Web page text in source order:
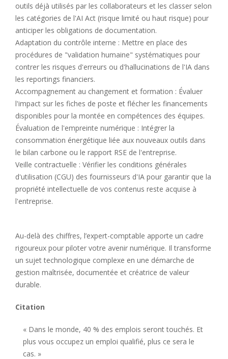
outils déjà utilisés par les collaborateurs et les classer selon
les catégories de l'AI Act (risque limité ou haut risque) pour
anticiper les obligations de documentation.
Adaptation du contrôle interne : Mettre en place des
procédures de "validation humaine" systématiques pour
contrer les risques d'erreurs ou d'hallucinations de l'IA dans
les reportings financiers.
Accompagnement au changement et formation : Évaluer
l'impact sur les fiches de poste et flécher les financements
disponibles pour la montée en compétences des équipes.
Évaluation de l'empreinte numérique : Intégrer la
consommation énergétique liée aux nouveaux outils dans
le bilan carbone ou le rapport RSE de l'entreprise.
Veille contractuelle : Vérifier les conditions générales
d'utilisation (CGU) des fournisseurs d'IA pour garantir que la
propriété intellectuelle de vos contenus reste acquise à
l'entreprise.
Au-delà des chiffres, l’expert-comptable apporte un cadre
rigoureux pour piloter votre avenir numérique. Il transforme
un sujet technologique complexe en une démarche de
gestion maîtrisée, documentée et créatrice de valeur
durable.
Citation
« Dans le monde, 40 % des emplois seront touchés. Et
plus vous occupez un emploi qualifié, plus ce sera le
cas. »